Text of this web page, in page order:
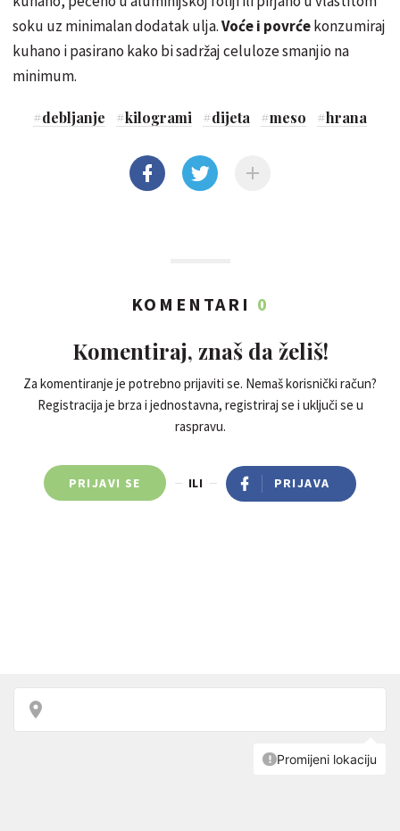
soku uz minimalan dodatak ulja.Voće i povrćekonzumiraj
kuhano i pasirano kako bi sadržaj celuloze smanjio na
minimum.
#debljanje #kilogrami #dijeta #meso #hrana
KOMENTARI 0
Komentiraj, znaš da želiš!
Za komentiranje je potrebno prijaviti se. Nemaš korisnički račun?
Registracija je brza i jednostavna, registriraj se i uključi se u
raspravu.
PRIJAVI SE ILI PRIJAVA